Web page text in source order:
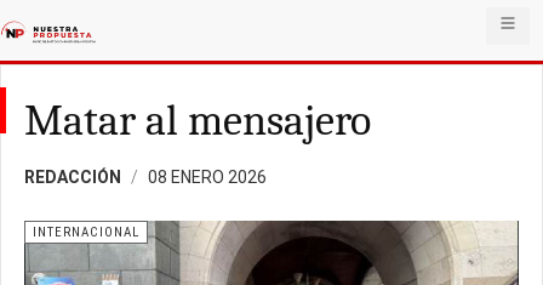
Matar al mensajero
REDACCIÓN 08 ENERO 2026
INTERNACIONAL